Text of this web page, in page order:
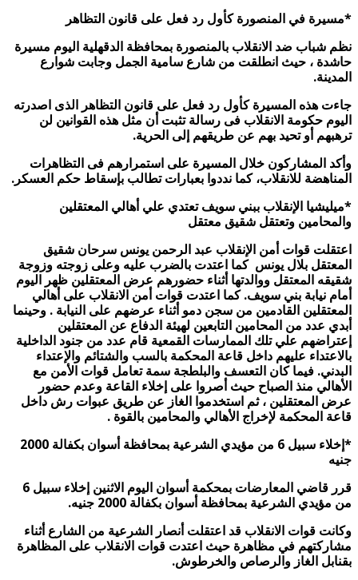
*مسيرة في المنصورة كأول رد فعل على قانون التظاهر
نظم شباب ضد الانقلاب بالمنصورة بمحافظة الدقهلية اليوم مسيرة
حاشدة ، حيث انطلقت من شارع سامية الجمل وجابت شوارع
المدينة.
جاءت هذه المسيرة كأول رد فعل على قانون التظاهر الذى اصدرته
اليوم حكومة الانقلاب فى رسالة تثبت أن مثل هذه القوانين لن
ترهبهم أو تحيد بهم عن طريقهم إلى الحرية.
وأكد المشاركون خلال المسيرة على استمرارهم فى التظاهرات
المناهضة للانقلاب، كما نددوا بعبارات تطالب بإسقاط حكم العسكر.
*ميليشيا الإنقلاب ببني سويف تعتدي علي أهالي المعتقلين
والمحامين وتعتقل شقيق معتقل
اعتقلت قوات أمن الإنقلاب عبد الرحمن يونس سرحان شقيق
المعتقل بلال يونس كما اعتدت بالضرب عليه وعلى زوجته وزوجة
شقيقه المعتقل ووالدتها أثناء حضورهم عرض المعتقلين ظهر اليوم
أمام نيابة بني سويف. كما اعتدت قوات أمن الانقلاب على أهالي
المعتقلين القادمين من سجن دمو أثناء عرضهم على النيابة . وحينما
أبدي عدد من المحامين التابعين لهيئة الدفاع عن المعتقلين
إعتراضهم علي تلك الممارسات القمعية قام عدد من جنود الداخلية
بالاعتداء عليهم داخل قاعة المحكمة بالسب والشتائم والإعتداء
البدني. فيما كان التعسف والبلطجة سمة تعامل قوات الأمن مع
الأهالي منذ الصباح حيث أصروا على إخلاء القاعة وعدم حضور
عرض المعتقلين ، ثم استخدموا الغاز عن طريق عبوات رش داخل
قاعة المحكمة لإخراج الأهالي والمحامين بالقوة .
*إخلاء سبيل 6 من مؤيدي الشرعية بمحافظة أسوان بكفالة 2000
جنيه
قرر قاضي المعارضات بمحكمة أسوان اليوم الاثنين إخلاء سبيل 6
من مؤيدي الشرعية بمحافظة أسوان بكفالة 2000 جنيه.
وكانت قوات الانقلاب قد اعتقلت أنصار الشرعية من الشارع أثناء
مشاركتهم في مظاهرة حيث اعتدت قوات الانقلاب على المظاهرة
بقنابل الغاز والرصاص والخرطوش.